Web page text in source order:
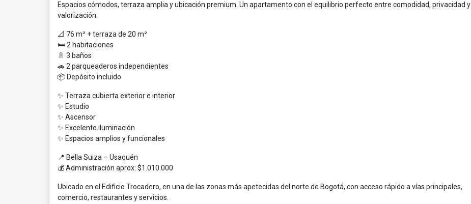
Espacios cómodos, terraza amplia y ubicación premium. Un apartamento con el equilibrio perfecto entre comodidad, privacidad y
valorización.
📐 76 m² + terraza de 20 m²
🛏 2 habitaciones
🚿 3 baños
🚗 2 parqueaderos independientes
📦 Depósito incluido
✨ Terraza cubierta exterior e interior
✨ Estudio
✨ Ascensor
✨ Excelente iluminación
✨ Espacios amplios y funcionales
📍 Bella Suiza – Usaquén
💰 Administración aprox: $1.010.000
Ubicado en el Edificio Trocadero, en una de las zonas más apetecidas del norte de Bogotá, con acceso rápido a vías principales,
comercio, restaurantes y servicios.